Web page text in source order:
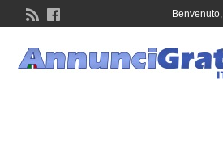
Benvenuto,